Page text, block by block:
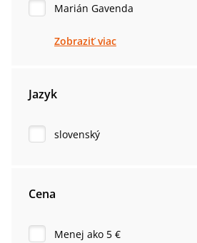
Marián Gavenda
Zobraziť viac
Jazyk
slovenský
Cena
Menej ako 5 €